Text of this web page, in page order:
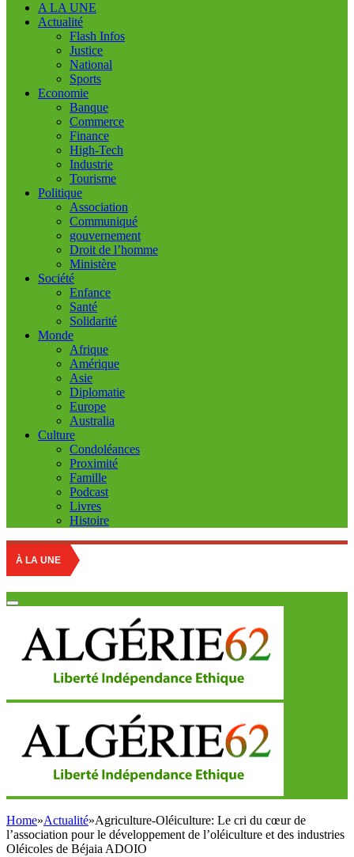
A LA UNE
Actualité
Flash Infos
Justice
National
Sports
Economie
Banque
Commerce
Finance
High-Tech
Industrie
Tourisme
Politique
Association
Communiqué
gouvernement
Droit de l’homme
Ministère
Société
Enfance
Santé
Solidarité
Monde
Afrique
Amérique
Asie
Diplomatie
Europe
Australia
Culture
Condoléances
Proximité
Famille
Podcast
Livres
Histoire
À LA UNE
Home»Actualité»Agriculture-Oléiculture: Le cri du cœur de
l’association pour le développement de l’oléiculture et des industries
Oléicoles de Béjaia ADOIO